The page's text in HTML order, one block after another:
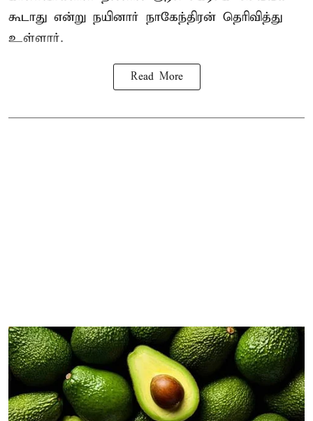
கூடாது என்று நயினார் நாகேந்திரன் தெரிவித்து
உள்ளார்.
Read More